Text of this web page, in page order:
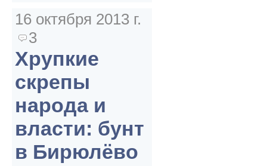
16 октября 2013 г.
3
Хрупкие
скрепы
народа и
власти: бунт
в Бирюлёво